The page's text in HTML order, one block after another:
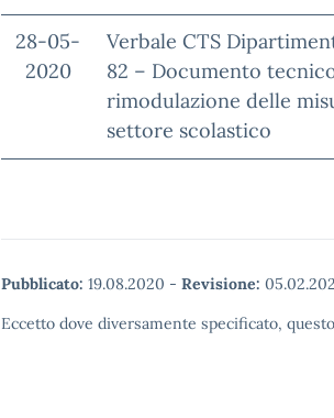
28-05-
2020
Verbale CTS
82 – Documento
rimodulazione delle
settore scolastico
Pubblicato: 19.08.2020 - Revisione:
Eccetto dove diversamente specificato,